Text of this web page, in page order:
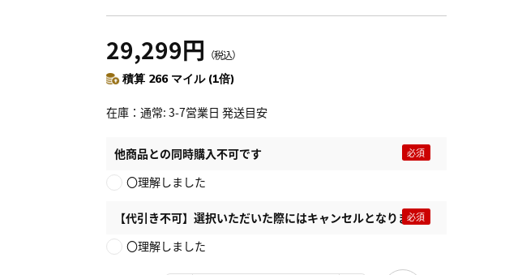
29,299円 （税込）
積算 266 マイル (1倍)
在庫 通常: 3-7営業日 発送目安
他商品との同時購入不可です
〇理解しました
【代引き不可】選択いただいた際にはキャンセルとなります
〇理解しました